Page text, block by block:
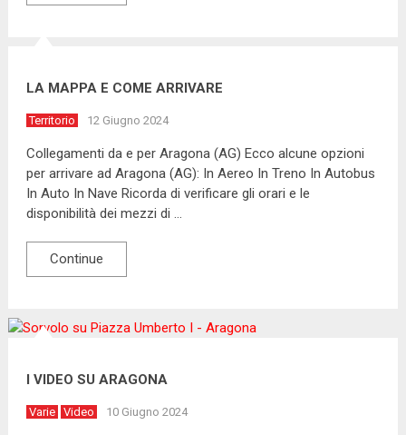
LA MAPPA E COME ARRIVARE
Territorio 12 Giugno 2024
Collegamenti da e per Aragona (AG) Ecco alcune opzioni
per arrivare ad Aragona (AG): In Aereo In Treno In Autobus
In Auto In Nave Ricorda di verificare gli orari e le
disponibilità dei mezzi di …
Continue
I VIDEO SU ARAGONA
Varie Video 10 Giugno 2024